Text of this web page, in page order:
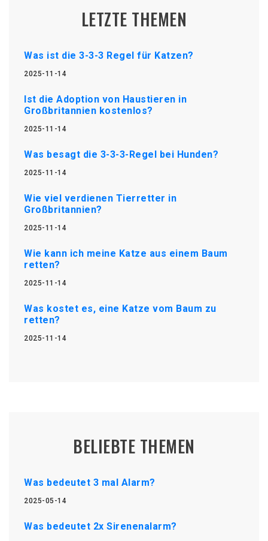
LETZTE THEMEN
Was ist die 3-3-3 Regel für Katzen?
2025-11-14
Ist die Adoption von Haustieren in
Großbritannien kostenlos?
2025-11-14
Was besagt die 3-3-3-Regel bei Hunden?
2025-11-14
Wie viel verdienen Tierretter in
Großbritannien?
2025-11-14
Wie kann ich meine Katze aus einem Baum
retten?
2025-11-14
Was kostet es, eine Katze vom Baum zu
retten?
2025-11-14
BELIEBTE THEMEN
Was bedeutet 3 mal Alarm?
2025-05-14
Was bedeutet 2x Sirenenalarm?